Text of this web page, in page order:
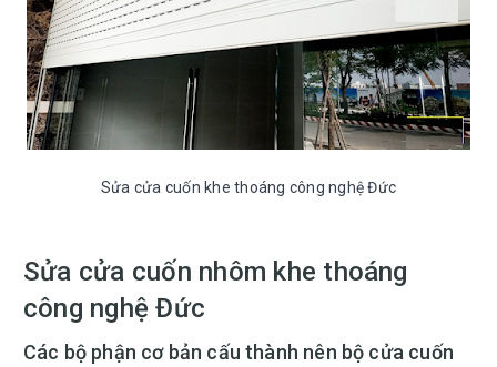
Sửa cửa cuốn khe thoáng công nghệ Đức
Sửa cửa cuốn nhôm khe thoáng
công nghệ Đức
Các bộ phận cơ bản cấu thành nên bộ cửa cuốn